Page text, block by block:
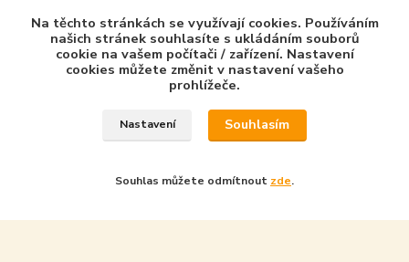
ISBN 9781841763170
Zboží zařazeno v kategoriích - Product in
Osprey Publishing - GB
Na těchto stránkách se využívají cookies. Používáním
našich stránek souhlasíte s ukládáním souborů
cookie na vašem počítači / zařízení. Nastavení
cookies můžete změnit v nastavení vašeho
prohlížeče.
Nastavení Souhlasím
Souhlas můžete odmítnout zde.